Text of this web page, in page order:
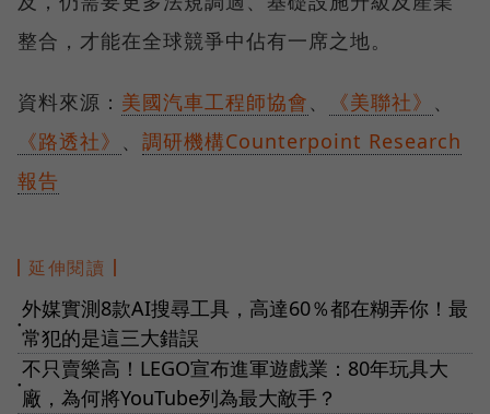
整合，才能在全球競爭中佔有一席之地。
資料來源： 美國汽車工程師協會、 《美聯社》 、
《路透社》 、 調研機構Counterpoint Research
報告
延伸閱讀
●
外媒實測8款AI搜尋工具，高達60％都在糊弄你！最
常犯的是這三大錯誤
●
不只賣樂高！LEGO宣布進軍遊戲業：80年玩具大
廠，為何將YouTube列為最大敵手？